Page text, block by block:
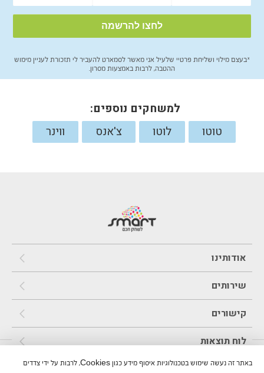
*בעצם מילוי ושליחת פרטיי שלעיל אני מאשר לסמארט להעביר לי תזכורת לעניין מימוש
ההטבה, לרבות באמצעות מסרון.
למשחקים נוספים:
טוטו
לוטו צ'אנס ווינר
אודותינו
שירותים
קישורים
לוח תוצאות
משחקים והגרלות
באתר זה נעשה שימוש בטכנולוגיות איסוף מידע כגון Cookies, לרבות על ידי צדדים